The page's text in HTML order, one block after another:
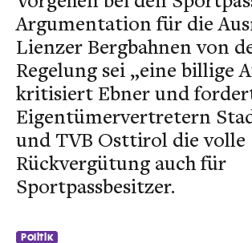
Argumentation für die
Lienzer Bergbahnen von
Regelung sei „eine billige
kritisiert Ebner und
Eigentümervertretern
und TVB Osttirol die volle
Rückvergütung auch für
Sportpassbesitzer.
Politik